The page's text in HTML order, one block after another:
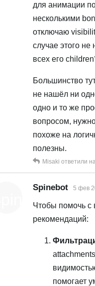
для анимации
несколькими
отключаю
случае этого
всех его
Большинство
не нашёл ни
одно и то же
вопросом,
похоже на
полезны.
Misaki ответили
Spinebot 5 фев
Чтобы помочь с
рекомендаций:
помогает